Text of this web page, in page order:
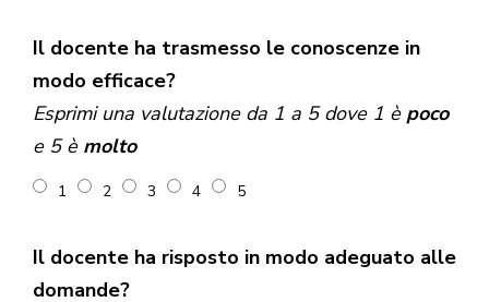
Il docente ha trasmesso le conoscenze in
modo efficace?
Esprimi una valutazione da 1 a 5 dove 1 è poco
e 5 è molto
1 2 3 4 5
Il docente ha risposto in modo adeguato alle
domande?